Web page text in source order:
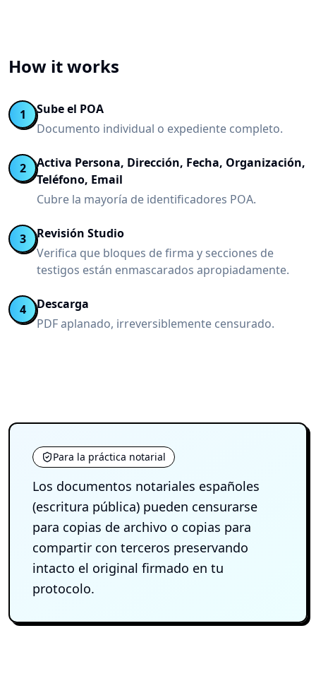
How it works
1
Sube el POA
Documento individual o expediente completo.
2
Activa Persona, Dirección, Fecha, Organización,
Teléfono, Email
Cubre la mayoría de identificadores POA.
3
Revisión Studio
Verifica que bloques de firma y secciones de
testigos están enmascarados apropiadamente.
4
Descarga
PDF aplanado, irreversiblemente censurado.
Para la práctica notarial
Los documentos notariales españoles
(escritura pública) pueden censurarse
para copias de archivo o copias para
compartir con terceros preservando
intacto el original firmado en tu
protocolo.